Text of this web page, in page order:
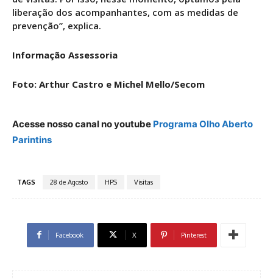
liberação dos acompanhantes, com as medidas de
prevenção”, explica.
Informação Assessoria
Foto: Arthur Castro e Michel Mello/Secom
Acesse nosso canal no youtube Programa Olho Aberto
Parintins
TAGS 28 de Agosto HPS Visitas
Facebook X Pinterest